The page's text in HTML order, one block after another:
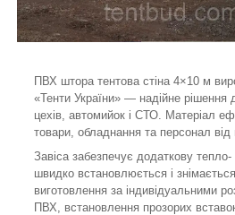
ПВХ штора тентова стіна 4×10 м
«Тенти України» — надійне рішення
цехів, автомийок і СТО. Матеріал
товари, обладнання та персонал від
Завіса забезпечує додаткову тепло-
швидко встановлюється і
виготовлення за індивідуальними
ПВХ, встановлення прозорих